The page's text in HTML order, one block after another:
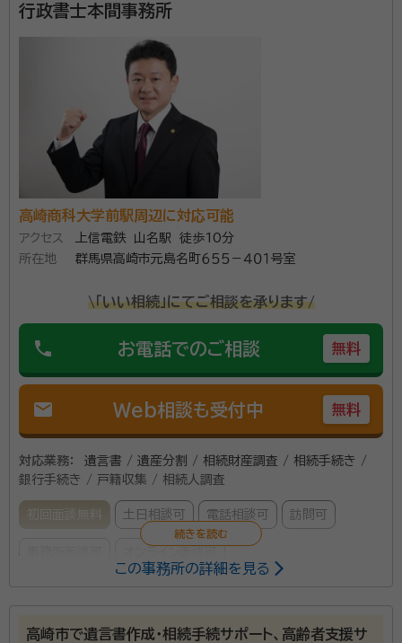
行政書士本間事務所
高崎商科大学前駅周辺に対応可能
アクセス
上信電鉄 山名駅 徒歩10分
所在地
群馬県高崎市元島名町６５５－４０１号室
\「いい相続」にてご相談を承ります/
phone お電話でのご相談 無料
mail Web相談も受付中 無料
対応業務：
遺言書 / 遺産分割 / 相続財産調査 / 相続手続き /
銀行手続き / 戸籍収集 / 相続人調査
初回面談無料 土日相談可 電話相談可 訪問可
本間敦朗
行政書士
この事務所の詳細を見る
高崎市で遺言書作成・相続手続サポート、高齢者支援サ